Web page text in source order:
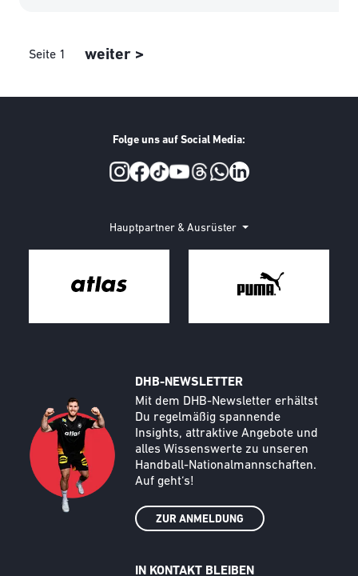
Seitennummerierung
Seite 1 Nächste Seite
weiter >
Folge uns auf Social Media:
Hauptpartner & Ausrüster
DHB-NEWSLETTER
Text
Mit dem DHB-Newsletter erhältst
Du regelmäßig spannende
Insights, attraktive Angebote und
alles Wissenswerte zu unseren
Handball-Nationalmannschaften.
Auf geht‘s!
ZUR ANMELDUNG
IN KONTAKT BLEIBEN